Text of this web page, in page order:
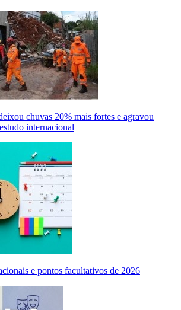
chuvas 20% mais fortes e agravou
internacional
e pontos facultativos de 2026